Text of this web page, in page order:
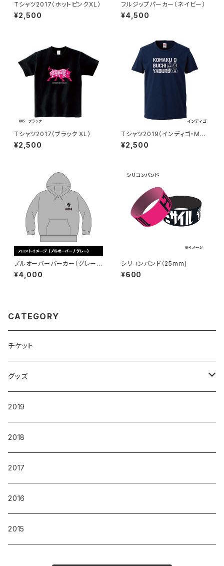
Tシャツ2017（ホットピンクXL）
¥2,500
フルジップパーカー（ネイビー）
¥4,500
Tシャツ2017（ブラック XL）
¥2,500
Tシャツ2019（インディゴ・Mサ
イズ）
¥2,500
プルオーバーパーカー（グレー・
Sサイズ）
¥4,000
シリコンバンド（25mm)
¥600
CATEGORY
チケット
グッズ
Tシャツ
パーカー
その他
2019
2018
2017
2016
2015